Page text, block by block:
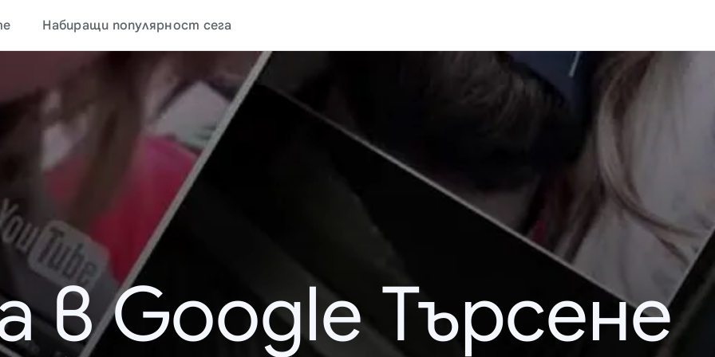
Набиращи популярност сега
в Google Търсене